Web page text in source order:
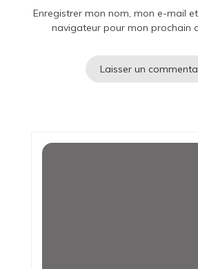
Enregistrer mon nom, mon e-mail
navigateur pour mon prochain